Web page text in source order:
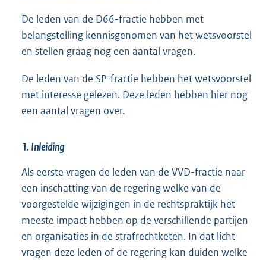
De leden van de D66-fractie hebben met
belangstelling kennisgenomen van het wetsvoorstel
en stellen graag nog een aantal vragen.
De leden van de SP-fractie hebben het wetsvoorstel
met interesse gelezen. Deze leden hebben hier nog
een aantal vragen over.
1. Inleiding
Als eerste vragen de leden van de VVD-fractie naar
een inschatting van de regering welke van de
voorgestelde wijzigingen in de rechtspraktijk het
meeste impact hebben op de verschillende partijen
en organisaties in de strafrechtketen. In dat licht
vragen deze leden of de regering kan duiden welke